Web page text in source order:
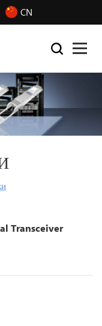
CN
Transceiver